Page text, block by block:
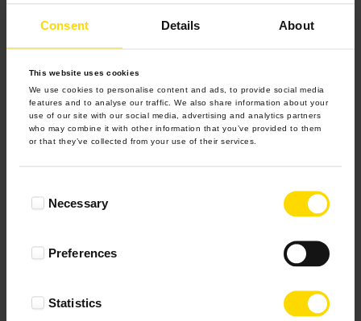
Consent Details About
This website uses cookies
We use cookies to personalise content and ads, to provide social media
features and to analyse our traffic. We also share information about your
use of our site with our social media, advertising and analytics partners
who may combine it with other information that you’ve provided to them
or that they’ve collected from your use of their services.
SelectionNecessary
Preferences
Statistics
5.0 z 5.0